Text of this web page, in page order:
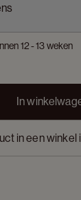
12 - 13 weken
In
in een winkel